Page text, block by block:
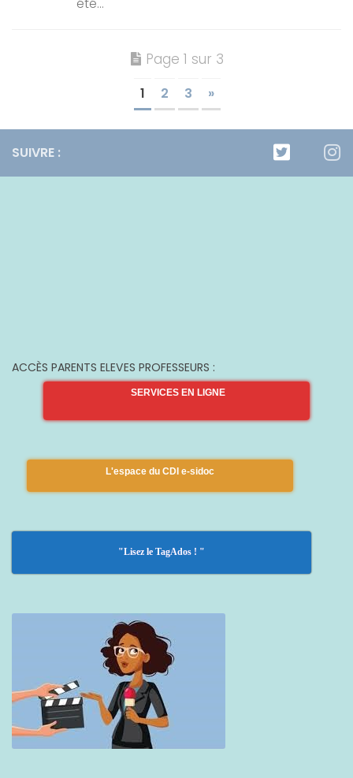
Page 1 sur 3
1 2 3 »
SUIVRE :
ACCÈS PARENTS ELEVES PROFESSEURS :
SERVICES EN LIGNE
L'espace du CDI e-sidoc
"Lisez le TagAdos ! "